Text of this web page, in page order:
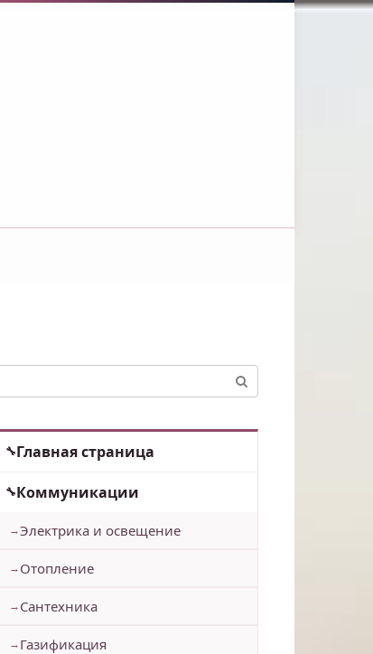
Главная страница
Коммуникации
Электрика и освещение
Отопление
Сантехника
Газификация